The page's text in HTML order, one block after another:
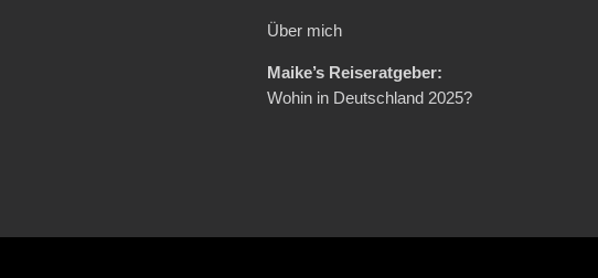
Über mich
Maike’s Reiseratgeber:
Wohin in Deutschland 2025?